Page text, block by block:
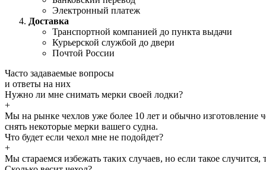
Электронный платеж
Доставка
Транспортной компанией до пункта выдачи
Курьерской службой до двери
Почтой России
Часто задаваемые вопросы
и ответы на них
Нужно ли мне снимать мерки своей лодки?
+
Мы на рынке чехлов уже более 10 лет и обычно изготовление
снять некоторые мерки вашего судна.
Что будет если чехол мне не подойдет?
+
Мы стараемся избежать таких случаев, но если такое